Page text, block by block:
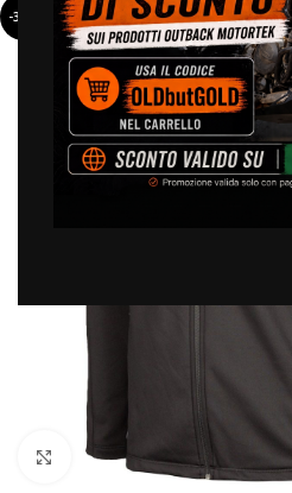
-30%
Clicca per ingrandire